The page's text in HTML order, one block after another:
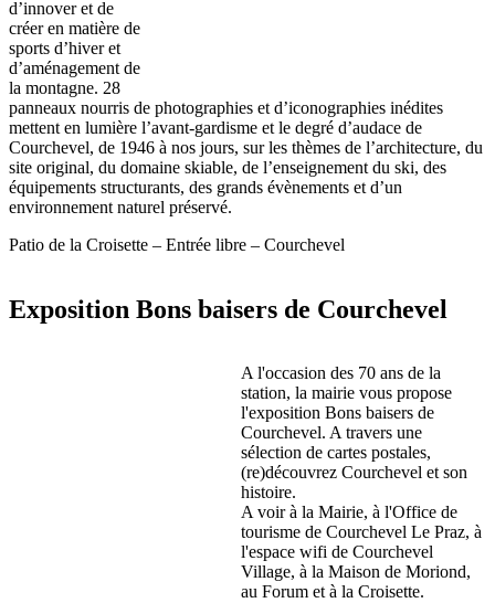
d’innover et de
créer en matière de
sports d’hiver et
d’aménagement de
la montagne. 28
panneaux nourris de photographies et d’iconographies inédites
mettent en lumière l’avant-gardisme et le degré d’audace de
Courchevel, de 1946 à nos jours, sur les thèmes de l’architecture, du
site original, du domaine skiable, de l’enseignement du ski, des
équipements structurants, des grands évènements et d’un
environnement naturel préservé.
Patio de la Croisette – Entrée libre – Courchevel
Exposition Bons baisers de Courchevel
A l'occasion des 70 ans de la
station, la mairie vous propose
l'exposition Bons baisers de
Courchevel. A travers une
sélection de cartes postales,
(re)découvrez Courchevel et son
histoire.
A voir à la Mairie, à l'Office de
tourisme de Courchevel Le Praz, à
l'espace wifi de Courchevel
Village, à la Maison de Moriond,
au Forum et à la Croisette.